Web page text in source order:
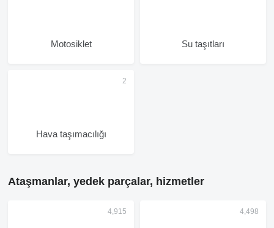
Motosiklet Su taşıtları
Hava taşımacılığı
Ataşmanlar, yedek parçalar, hizmetler